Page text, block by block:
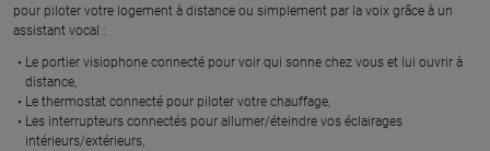
À 11.2 km km
EG ELEC
7, rue du limousin, 91220
BRETIGNY SUR ORGE
À 12.6 km km
9 chemin de la garenne, 91310
LINAS
pour piloter votre logement à distance ou simplement par la voix grâce à un
assistant vocal :
Le portier visiophone connecté pour voir qui sonne chez vous et lui ouvrir à
distance,
Le thermostat connecté pour piloter votre chauffage,
Les interrupteurs connectés pour allumer/éteindre vos éclairages
intérieurs/extérieurs,